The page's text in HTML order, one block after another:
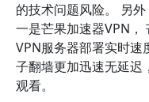
的技术问题风险。 另
一是芒果加速器VPN，
VPN服务器部署实时速
子翻墙更加迅速无延迟
观看。